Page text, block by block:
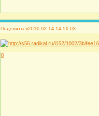
Поделиться2010-02-14 14:50:03
0